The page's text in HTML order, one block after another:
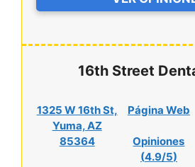
16th Street
1325 W 16th St,
Yuma, AZ
85364
Página Web
Opiniones
(4.9/5)